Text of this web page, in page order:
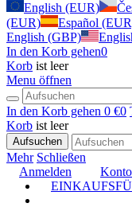
English (EUR)
(EUR)
Español
English (GBP)
In den Korb gehen0
Korb ist leer
Menu öffnen
In den Korb gehen 0 €0
Korb ist leer
Aufsuchen
Mehr Schließen
Anmelden